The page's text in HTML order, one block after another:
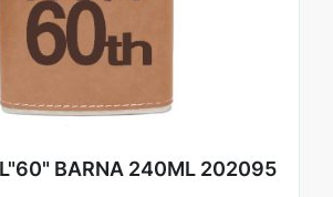
BARNA 240ML 202095